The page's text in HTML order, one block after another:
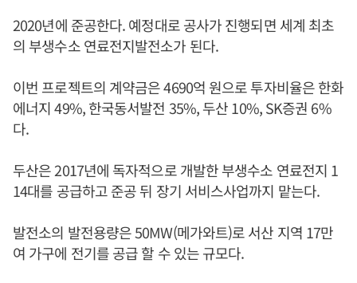
2020년에 준공한다. 예정대로 공사가 진행되면 세계 최초
의 부생수소 연료전지발전소가 된다.
이번 프로젝트의 계약금은 4690억 원으로 투자비율은 한화
에너지 49%, 한국동서발전 35%, 두산 10%, SK증권 6%
다.
두산은 2017년에 독자적으로 개발한 부생수소 연료전지 1
14대를 공급하고 준공 뒤 장기 서비스사업까지 맡는다.
발전소의 발전용량은 50MW(메가와트)로 서산 지역 17만
여 가구에 전기를 공급 할 수 있는 규모다.